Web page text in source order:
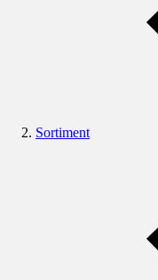
Sortiment